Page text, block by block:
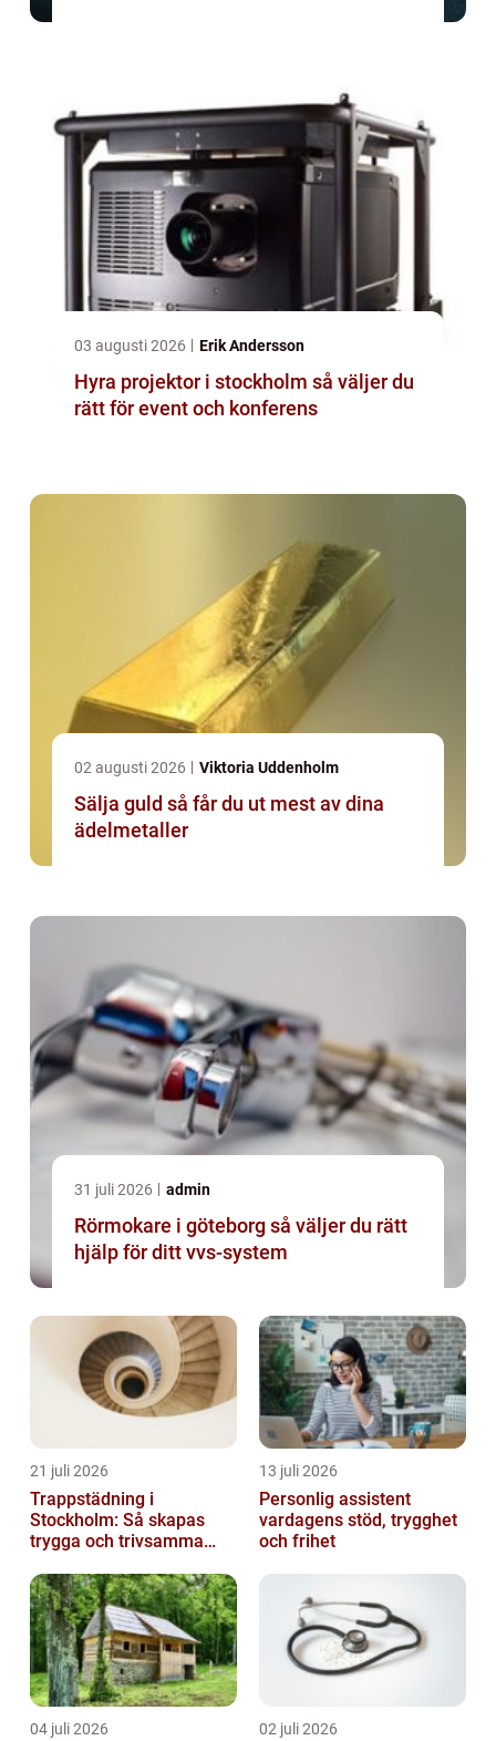
03 augusti 2026 Erik Andersson
Hyra projektor i stockholm så väljer du
rätt för event och konferens
02 augusti 2026 Viktoria Uddenholm
Sälja guld så får du ut mest av dina
ädelmetaller
31 juli 2026 admin
Rörmokare i göteborg så väljer du rätt
hjälp för ditt vvs-system
21 juli 2026
Trappstädning i
Stockholm: Så skapas
trygga och trivsamma
13 juli 2026
Personlig assistent
vardagens stöd, trygghet
och frihet
04 juli 2026 02 juli 2026